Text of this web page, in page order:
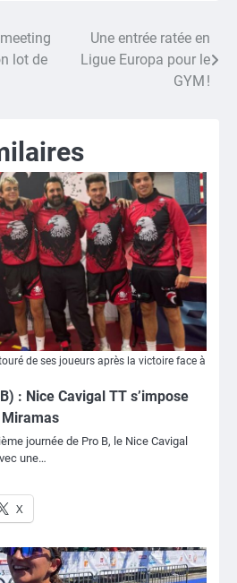
lot de
Une entrée ratée en
Ligue Europa pour le
GYM !
de ses joueurs après la victoire face à
: Nice Cavigal TT s’impose
Miramas
journée de Pro B, le Nice Cavigal
une…
X